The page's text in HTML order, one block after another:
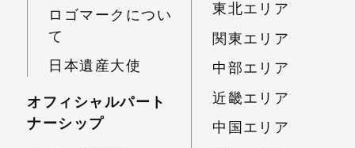
ロゴマークについ
て
日本遺産大使
オフィシャルパート
ナーシップ
東北エリア
関東エリア
中部エリア
近畿エリア
中国エリア